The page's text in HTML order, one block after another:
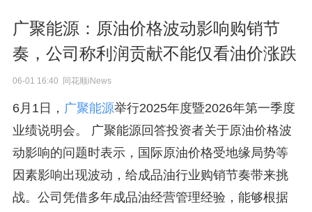
广聚能源：原油价格波动影响购销节
奏，公司称利润贡献不能仅看油价涨跌
06-01 16:40 同花顺iNews
6月1日， 广聚能源举行2025年度暨2026年第一季度
业绩说明会。 广聚能源回答投资者关于原油价格波
动影响的问题时表示，国际原油价格受地缘局势等
因素影响出现波动，给成品油行业购销节奏带来挑
战。公司凭借多年成品油经营管理经验，能够根据